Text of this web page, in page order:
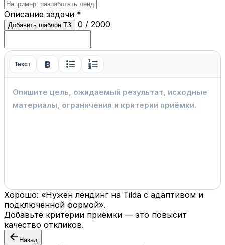
Описание задачи *
Добавить шаблон ТЗ 0 / 2000
Текст format_bold format_list_bulleted format_list_numbered
Хорошо: «Нужен лендинг на Tilda с адаптивом и
подключённой формой».
Добавьте критерии приёмки — это повысит
качество откликов.
arrow_back Назад